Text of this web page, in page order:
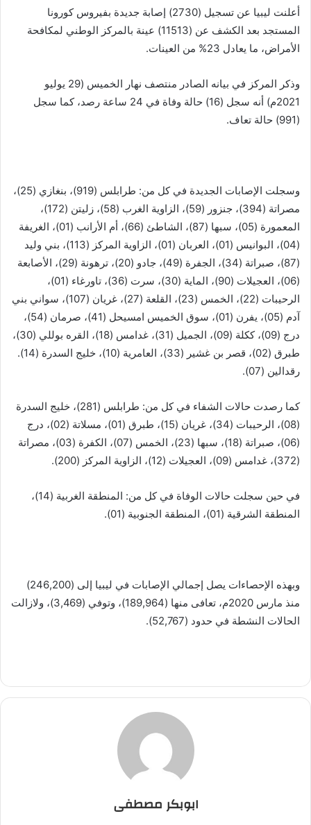
أعلنت ليبيا عن تسجيل (2730) إصابة جديدة بفيروس كورونا
المستجد بعد الكشف عن (11513) عينة بالمركز الوطني لمكافحة
الأمراض، ما يعادل 23% من العينات.
وذكر المركز في بيانه الصادر منتصف نهار الخميس (29 يوليو
2021م) أنه سجل (16) حالة وفاة في 24 ساعة رصد، كما سجل
(991) حالة تعاف.
وسجلت الإصابات الجديدة في كل من: طرابلس (919)، بنغازي (25)،
مصراتة (394)، جنزور (59)، الزاوية الغرب (58)، زليتن (172)،
المعمورة (05)، سبها (87)، الشاطئ (66)، أم الأرانب (01)، الغريفة
(04)، البوانيس (01)، العربان (01)، الزاوية المركز (113)، بني وليد
(87)، صبراتة (34)، الجفرة (49)، جادو (20)، ترهونة (29)، الأصابعة
(06)، العجيلات (90)، الماية (30)، سرت (36)، تاورغاء (01)،
الرحيبات (22)، الخمس (23)، القلعة (27)، غريان (107)، سواني بني
آدم (05)، يفرن (01)، سوق الخميس امسيحل (41)، صرمان (54)،
درج (09)، ككلة (09)، الجميل (31)، غدامس (18)، القره بوللي (30)،
طبرق (02)، قصر بن غشير (33)، العامرية (10)، خليج السدرة (14).
رقدالين (07).
كما رصدت حالات الشفاء في كل من: طرابلس (281)، خليج السدرة
(08)، الرحيبات (34)، غريان (15)، طبرق (01)، مسلاتة (02)، درج
(06)، صبراتة (18)، سبها (23)، الخمس (07)، الكفرة (03)، مصراتة
(372)، غدامس (09)، العجيلات (12)، الزاوية المركز (200).
في حين سجلت حالات الوفاة في كل من: المنطقة الغربية (14)،
المنطقة الشرقية (01)، المنطقة الجنوبية (01).
وبهذه الإحصاءات يصل إجمالي الإصابات في ليبيا إلى (246,200)
منذ مارس 2020م، تعافى منها (189,964)، وتوفي (3,469)، ولازالت
الحالات النشطة في حدود (52,767).
ابوبكر مصطفى